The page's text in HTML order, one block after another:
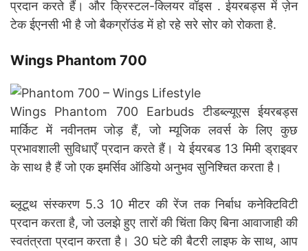
प्रदान करते हैं। और क्रिस्टल-क्लियर वॉइस . ईयरबड्स में ज़ेन
टेक ईएनसी भी है जो बैकग्रॉउंड में हो रहे सरे सोर को रोकता है.
Wings Phantom 700
Wings Phantom 700 Earbuds टीडब्ल्यूएस ईयरबड्स
मार्किट में नवीनतम जोड़ हैं, जो म्यूजिक लवर्स के लिए कुछ
प्रभावशाली सुविधाएँ प्रदान करते हैं। ये ईयरबड 13 मिमी ड्राइवर
के साथ है हैं जो एक इमर्सिव ऑडियो अनुभव सुनिश्चित करता है।
ब्लूटूथ संस्करण 5.3 10 मीटर की रेंज तक निर्बाध कनेक्टिविटी
प्रदान करता है, जो उलझे हुए तारों की चिंता किए बिना आवाजाही की
स्वतंत्रता प्रदान करता है। 30 घंटे की बैटरी लाइफ के साथ, आप